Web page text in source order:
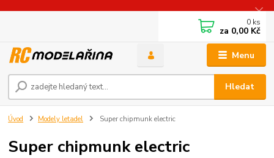
Menu
Hledat
0 ks
za 0,00 Kč
Úvod Modely letadel Super chipmunk electric
Super chipmunk electric